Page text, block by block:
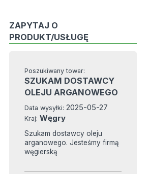
ZAPYTAJ O
PRODUKT/USŁUGĘ
Poszukiwany towar:
SZUKAM DOSTAWCY
OLEJU ARGANOWEGO
Data wysyłki: 2025-05-27
Kraj: Węgry
Szukam dostawcy oleju
arganowego. Jesteśmy firmą
węgierską